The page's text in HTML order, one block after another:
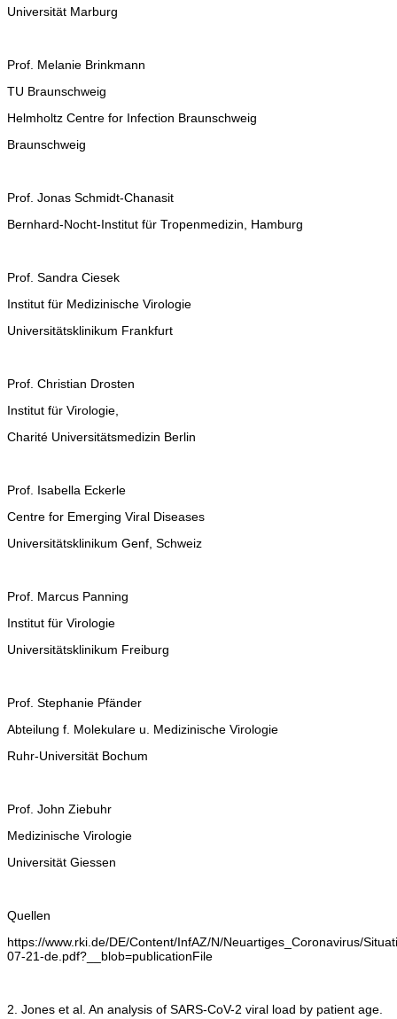
Universität Marburg
Prof. Melanie Brinkmann
TU Braunschweig
Helmholtz Centre for Infection Braunschweig
Braunschweig
Prof. Jonas Schmidt-Chanasit
Bernhard-Nocht-Institut für Tropenmedizin, Hamburg
Prof. Sandra Ciesek
Institut für Medizinische Virologie
Universitätsklinikum Frankfurt
Prof. Christian Drosten
Institut für Virologie,
Charité Universitätsmedizin Berlin
Prof. Isabella Eckerle
Centre for Emerging Viral Diseases
Universitätsklinikum Genf, Schweiz
Prof. Marcus Panning
Institut für Virologie
Universitätsklinikum Freiburg
Prof. Stephanie Pfänder
Abteilung f. Molekulare u. Medizinische Virologie
Ruhr-Universität Bochum
Prof. John Ziebuhr
Medizinische Virologie
Universität Giessen
Quellen
https://www.rki.de/DE/Content/InfAZ/N/Neuartiges_Coronavirus/
07-21-de.pdf?__blob=publicationFile
2. Jones et al. An analysis of SARS-CoV-2 viral load by patient age.